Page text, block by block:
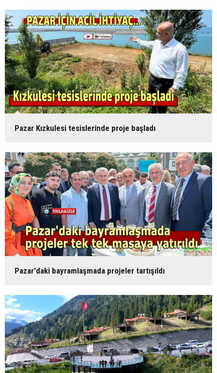
Pazar Kızkulesi tesislerinde proje başladı
Pazar'daki bayramlaşmada projeler tartışıldı